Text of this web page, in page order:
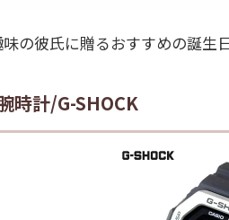
の彼氏に贈るおすすめの誕生
時計/G-SHOCK